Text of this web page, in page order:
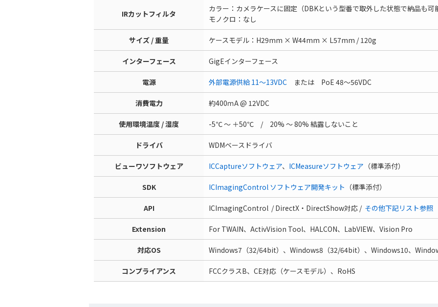
IRカットフィルタ
カラー：カメラケースに固定（DBKという型番で取外した状態で納品も可
モノクロ：なし
サイズ / 重量 ケースモデル：H29mm × W44mm × L57mm / 120g
インターフェース GigEインターフェース
電源 外部電源供給 11～13VDC または PoE 48～56VDC
消費電力 約400ｍA @ 12VDC
使用環境温度 / 湿度 -5℃ ～ ＋50℃ / 20% ～ 80% 結露しないこと
ドライバ WDMベースドライバ
ビューワソフトウェア ICCaptureソフトウェア、 ICMeasureソフトウェア （標準添付）
SDK ICImagingControl ソフトウェア開発キット （標準添付）
API ICImagingControl / DirectX・DirectShow対応 / その他下記リスト参照
Extension For TWAIN、ActivVision Tool、HALCON、LabVIEW、Vision Pro
対応OS Windows7（32/64bit）、Windows8（32/64bit）、Windows10、
コンプライアンス FCCクラスB、CE対応（ケースモデル）、RoHS